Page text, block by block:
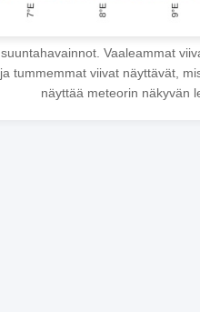
Vaaleammat
tummemmat viivat näyttävät,
näyttää meteorin näkyvän